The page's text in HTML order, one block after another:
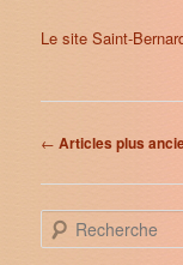
Le site Saint-
Navigation
articles
← Articles plus
e